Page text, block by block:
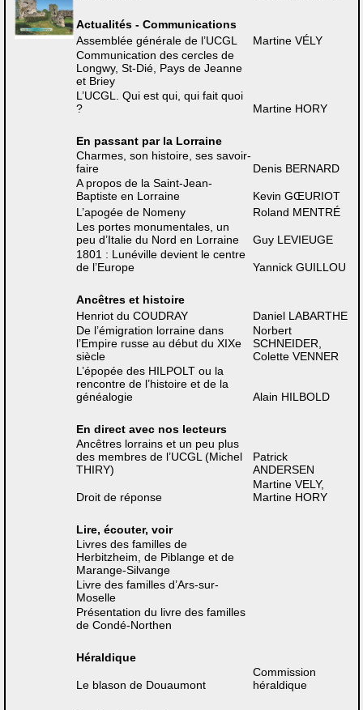
Actualités - Communications
Assemblée générale de l’UCGL
Martine VÉLY
Communication des cercles de
Longwy, St-Dié, Pays de Jeanne
et Briey
L’UCGL. Qui est qui, qui fait quoi
?
Martine HORY
En passant par la Lorraine
Charmes, son histoire, ses savoir-
faire
Denis BERNARD
A propos de la Saint-Jean-
Baptiste en Lorraine
Kevin GŒURIOT
L’apogée de Nomeny
Roland MENTRÉ
Les portes monumentales, un
peu d’Italie du Nord en Lorraine
Guy LEVIEUGE
1801 : Lunéville devient le centre
de l’Europe
Yannick GUILLOU
Ancêtres et histoire
Henriot du COUDRAY
Daniel LABARTHE
De l’émigration lorraine dans
l’Empire russe au début du XIXe
siècle
Norbert
SCHNEIDER,
Colette VENNER
L’épopée des HILPOLT ou la
rencontre de l’histoire et de la
généalogie
Alain HILBOLD
En direct avec nos lecteurs
Ancêtres lorrains et un peu plus
des membres de l’UCGL (Michel
THIRY)
Patrick
ANDERSEN
Droit de réponse
Martine VELY,
Martine HORY
Lire, écouter, voir
Livres des familles de
Herbitzheim, de Piblange et de
Marange-Silvange
Livre des familles d’Ars-sur-
Moselle
Présentation du livre des familles
de Condé-Northen
Héraldique
Le blason de Douaumont
Commission
héraldique